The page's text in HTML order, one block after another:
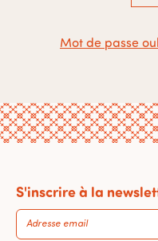
Mot de passe
S'inscrire à la